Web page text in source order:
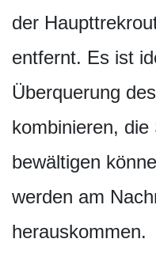
der
entfernt. Es ist
Überquerung
kombinieren,
bewältigen
werden am
herauskommen.